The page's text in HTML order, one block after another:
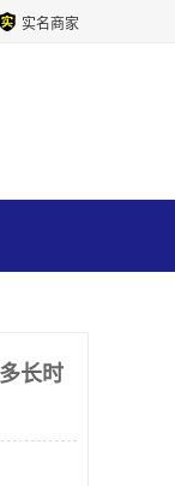
实名商家
长时